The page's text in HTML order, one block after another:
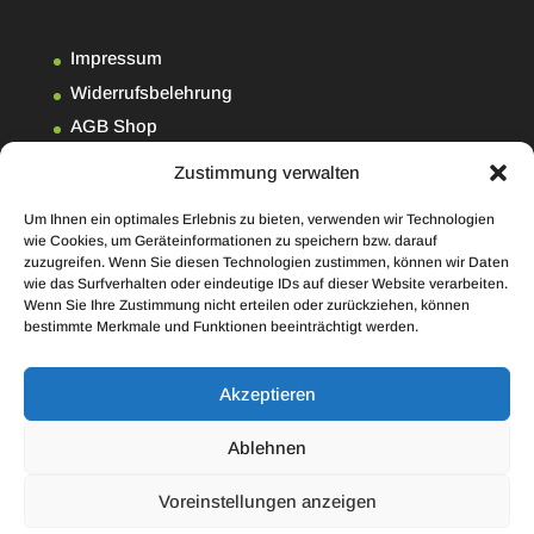
Zustimmung verwalten
Um Ihnen ein optimales Erlebnis zu bieten, verwenden wir Technologien
wie Cookies, um Geräteinformationen zu speichern bzw. darauf
zuzugreifen. Wenn Sie diesen Technologien zustimmen, können wir Daten
wie das Surfverhalten oder eindeutige IDs auf dieser Website verarbeiten.
Wenn Sie Ihre Zustimmung nicht erteilen oder zurückziehen, können
bestimmte Merkmale und Funktionen beeinträchtigt werden.
Akzeptieren
Ablehnen
Voreinstellungen anzeigen
Impressum
Widerrufsbelehrung
AGB Shop
Cookie-Richtlinie (EU)